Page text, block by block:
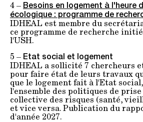
4 – Besoins en logement à l'heure
écologique : programme de
IDHEAL est membre du
ce programme de recherche
l'USH.
5 – Etat social et logement
IDHEAL a sollicité 7 chercheurs
pour faire état de leurs travaux
que le logement fait à l'Etat
l'ensemble des politiques de prise
collective des risques (santé,
et vice versa. Publication du
d'année 2027.